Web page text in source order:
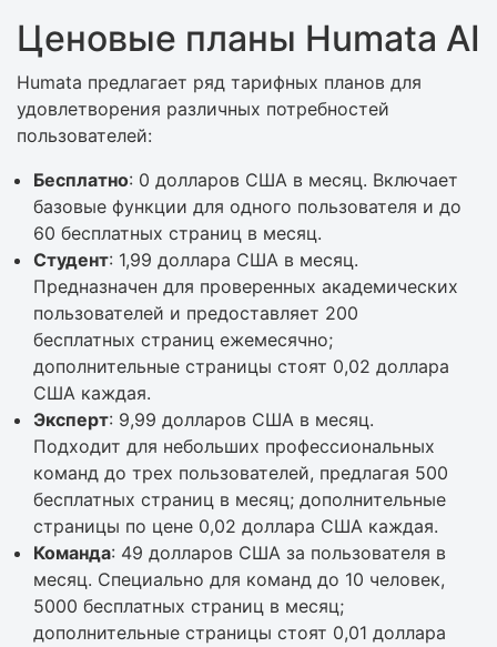
Ценовые планы Humata AI
Humata предлагает ряд тарифных планов для
удовлетворения различных потребностей
пользователей:
Бесплатно: 0 долларов США в месяц. Включает
базовые функции для одного пользователя и до
60 бесплатных страниц в месяц.
Студент: 1,99 доллара США в месяц.
Предназначен для проверенных академических
пользователей и предоставляет 200
бесплатных страниц ежемесячно;
дополнительные страницы стоят 0,02 доллара
США каждая.
Эксперт: 9,99 долларов США в месяц.
Подходит для небольших профессиональных
команд до трех пользователей, предлагая 500
бесплатных страниц в месяц; дополнительные
страницы по цене 0,02 доллара США каждая.
Команда: 49 долларов США за пользователя в
месяц. Специально для команд до 10 человек,
5000 бесплатных страниц в месяц;
дополнительные страницы стоят 0,01 доллара